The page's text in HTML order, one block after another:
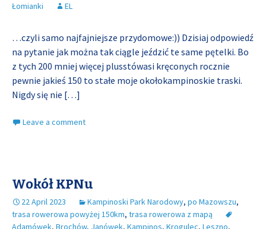
Łomianki
EL
…czyli samo najfajniejsze przydomowe:)) Dzisiaj odpowiedź
na pytanie jak można tak ciągle jeździć te same pętelki. Bo
z tych 200 mniej więcej plusstówasi kręconych rocznie
pewnie jakieś 150 to stałe moje okołokampinoskie traski.
Nigdy się nie […]
Leave a comment
Wokół KPNu
22 April 2023 Kampinoski Park Narodowy, po Mazowszu,
trasa rowerowa powyżej 150km, trasa rowerowa z mapą
Adamówek, Brochów, Janówek, Kampinos, Krogulec, Leszno,